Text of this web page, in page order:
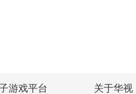
游戏平台 关于华视